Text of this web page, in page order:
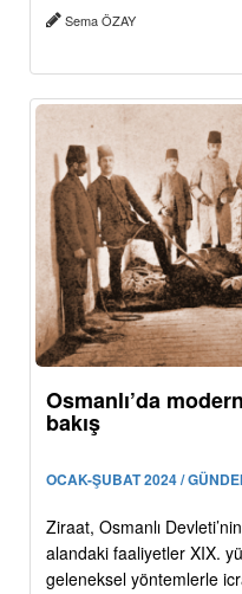
Sema ÖZAY
Osmanlı’da
bakış
OCAK-ŞUBAT 2024 /
Ziraat, Osmanlı
alandaki faaliyetler XIX.
geleneksel yöntemlerle